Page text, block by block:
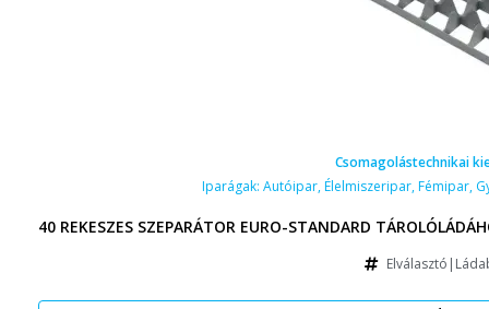
Csomagolástechnikai
Iparágak: Autóipar,Élelmiszeripar,Fémipar,
40 REKESZES SZEPARÁTOR EURO-STANDARD